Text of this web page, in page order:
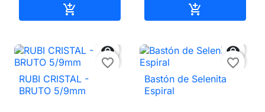
 

favorite_border
RUBI CRISTAL -
BRUTO 5/9mm

favorite_border
Bastón de Selenita
Espiral